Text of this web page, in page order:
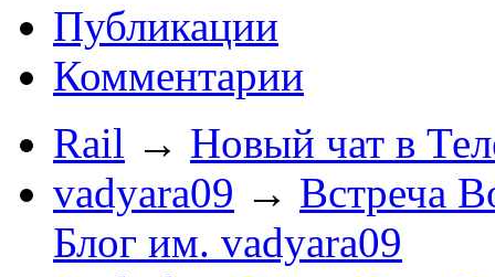
Публикации
Комментарии
Rail → Новый чат в
vadyara09 → Встреча
Блог им. vadyara09